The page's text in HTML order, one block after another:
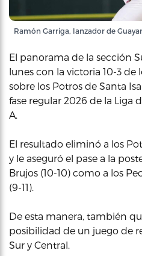
Ramón Garriga, lanzador de
El panorama de la sección
lunes con la victoria 10-3 de
sobre los Potros de Santa
fase regular 2026 de la Liga
A.
El resultado eliminó a los
y le aseguró el pase a la
Brujos (10-10) como a los
(9-11).
De esta manera, también
posibilidad de un juego de
Sur y Central.